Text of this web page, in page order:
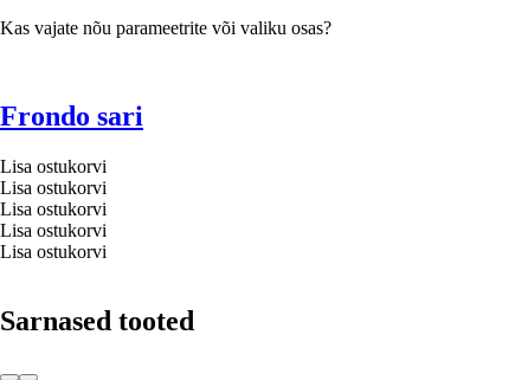
Kas vajate nõu parameetrite või valiku osas?
Frondo sari
Lisa ostukorvi
Lisa ostukorvi
Lisa ostukorvi
Lisa ostukorvi
Lisa ostukorvi
Sarnased tooted